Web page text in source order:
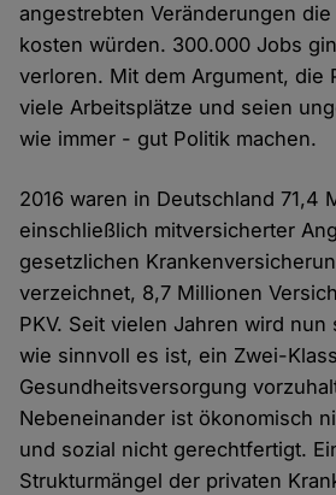
angestrebten Veränderungen
kosten würden. 300.000 Jobs
verloren. Mit dem Argument, die
viele Arbeitsplätze und seien
wie immer - gut Politik machen.
2016 waren in Deutschland 71,4
einschließlich mitversicherter
gesetzlichen
verzeichnet, 8,7 Millionen
PKV. Seit vielen Jahren wird
wie sinnvoll es ist, ein Zwei-
Gesundheitsversorgung
Nebeneinander ist ökonomisch
und sozial nicht gerechtfertigt.
Strukturmängel der privaten